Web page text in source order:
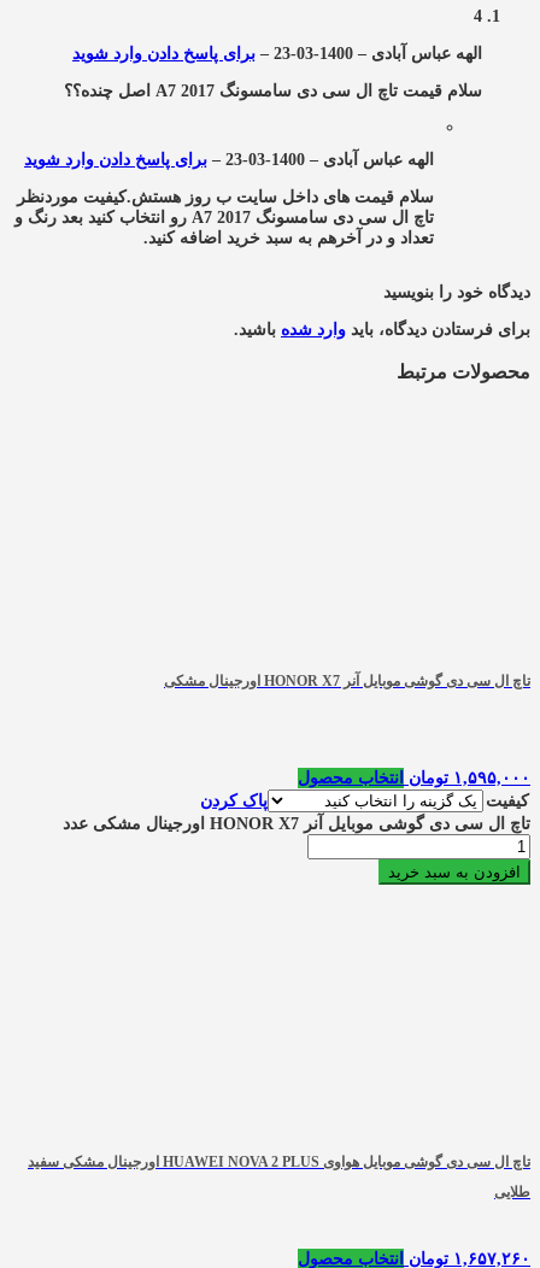
4
الهه عباس آبادی –
1400-03-23
– برای پاسخ دادن وارد شوید
سلام قیمت تاچ ال سی دی سامسونگ A7 2017 اصل چنده؟؟
الهه عباس آبادی –
1400-03-23
– برای پاسخ دادن وارد شوید
سلام قیمت های داخل سایت ب روز هستش.کیفیت موردنظر
تاچ ال سی دی سامسونگ A7 2017 رو انتخاب کنید بعد رنگ و
تعداد و در آخرهم به سبد خرید اضافه کنید.
دیدگاه خود را بنویسید
برای فرستادن دیدگاه، باید وارد شده باشید.
محصولات مرتبط
تاچ ال سی دی گوشی موبایل آنر HONOR X7 اورجینال مشکی
۱,۵۹۵,۰۰۰ تومان انتخاب محصول
کیفیت
پاک کردن
تاچ ال سی دی گوشی موبایل آنر HONOR X7 اورجینال مشکی عدد
افزودن به سبد خرید
تاچ ال سی دی گوشی موبایل هواوی HUAWEI NOVA 2 PLUS اورجینال مشکی سفید
طلایی
۱,۶۵۷,۲۶۰ تومان انتخاب محصول